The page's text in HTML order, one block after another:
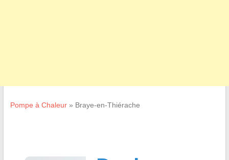
Pompe à Chaleur» Braye-en-Thiérache